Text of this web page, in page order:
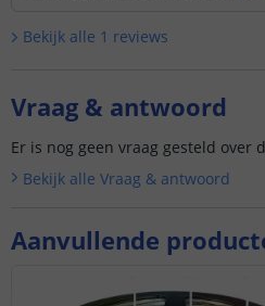
Aanvullende
Bekijk alle 1 reviews
Vraag & antwoord
Er is nog geen vraag gesteld over
Bekijk alle Vraag & antwoord